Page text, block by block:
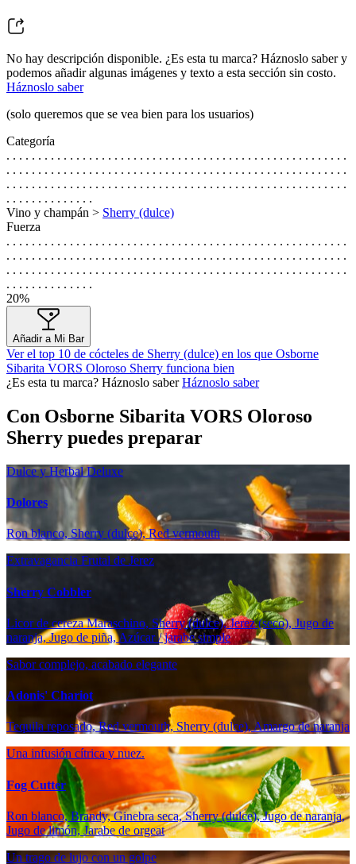
No hay descripción disponible. ¿Es esta tu marca? Háznoslo saber y
podemos añadir algunas imágenes y texto a esta sección sin costo.
Háznoslo saber
(solo queremos que se vea bien para los usuarios)
Categoría
. . . . . . . . . . . . . . . . . . . . . . . . . . . . . . . . . . . . . . . . . . . . . . . . . . . . . .
. . . . . . . . . . . . . . . . . . . . . . . . . . . . . . . . . . . . . . . . . . . . . . . . . . . . . .
. . . . . . . . . . . . . . . . . . . . . . . . . . . . . . . . . . . . . . . . . . . . . . . . . . . . . .
. . . . . . . . . . . . . .
Vino y champán > Sherry (dulce)
Fuerza
. . . . . . . . . . . . . . . . . . . . . . . . . . . . . . . . . . . . . . . . . . . . . . . . . . . . . .
. . . . . . . . . . . . . . . . . . . . . . . . . . . . . . . . . . . . . . . . . . . . . . . . . . . . . .
. . . . . . . . . . . . . . . . . . . . . . . . . . . . . . . . . . . . . . . . . . . . . . . . . . . . . .
. . . . . . . . . . . . . .
20%
Añadir a Mi Bar
Ver el top 10 de cócteles de Sherry (dulce) en los que Osborne
Sibarita VORS Oloroso Sherry funciona bien
¿Es esta tu marca? Háznoslo saberHáznoslo saber
Con Osborne Sibarita VORS Oloroso
Sherry puedes preparar
Dulce y Herbal Deluxe
Dolores
Ron blanco, Sherry (dulce), Red vermouth
Extravagancia Frutal de Jerez
Sherry Cobbler
Licor de cereza Maraschino, Sherry (dulce), Jerez (seco), Jugo de
naranja, Jugo de piña, Azúcar / jarabe simple
Sabor complejo, acabado elegante
Adonis' Chariot
Tequila reposado, Red vermouth, Sherry (dulce), Amargo de naranja
Una infusión cítrica y nuez.
Fog Cutter
Ron blanco, Brandy, Ginebra seca, Sherry (dulce), Jugo de naranja,
Jugo de limón, Jarabe de orgeat
Un trago de lujo con un golpe